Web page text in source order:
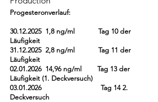
Progesteronverlauf:
30.12.20251,8 ng/ml Tag 10 der
Läufigkeit
31.12.20252,8 ng/ml Tag 11 der
Läufigkeit
02.01.202614,96 ng/ml Tag 13 der
Läufigkeit (1. Deckversuch)
03.01.2026Tag 14 2.
Deckversuch